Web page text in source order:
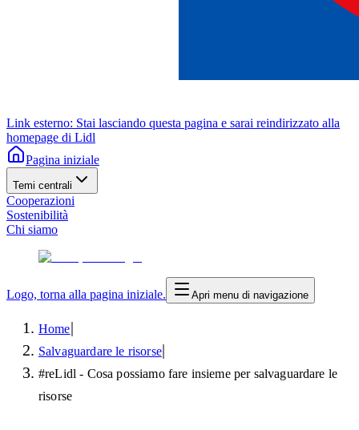
Link esterno: Stai lasciando questa pagina e sarai reindirizzato alla
homepage di Lidl
Pagina iniziale
Temi centrali
Cooperazioni
Sostenibilità
Chi siamo
Logo, torna alla pagina iniziale. Apri menu di navigazione
Home|
Salvaguardare le risorse|
#reLidl - Cosa possiamo fare insieme per salvaguardare le
risorse